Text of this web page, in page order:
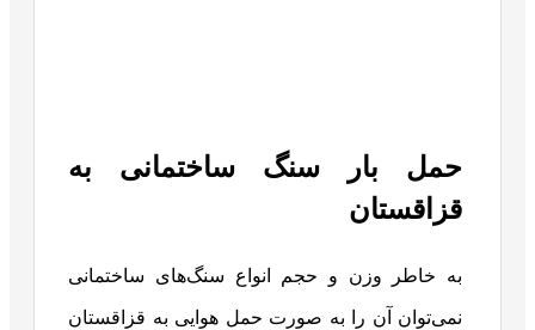
حمل بار سنگ ساختمانی به
قزاقستان
به خاطر وزن و حجم انواع سنگ‌های ساختمانی
نمی‌توان آن را به صورت حمل هوایی به قزاقستان